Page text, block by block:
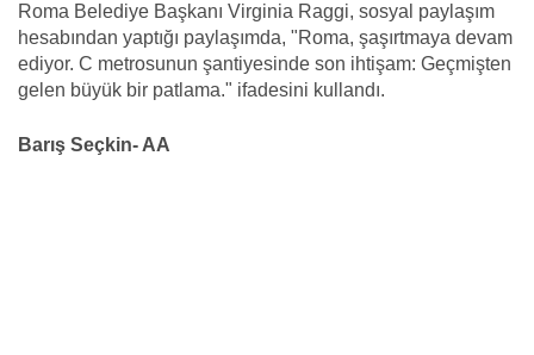
Roma Belediye Başkanı Virginia Raggi, sosyal paylaşım
hesabından yaptığı paylaşımda, "Roma, şaşırtmaya devam
ediyor. C metrosunun şantiyesinde son ihtişam: Geçmişten
gelen büyük bir patlama." ifadesini kullandı.
Barış Seçkin- AA